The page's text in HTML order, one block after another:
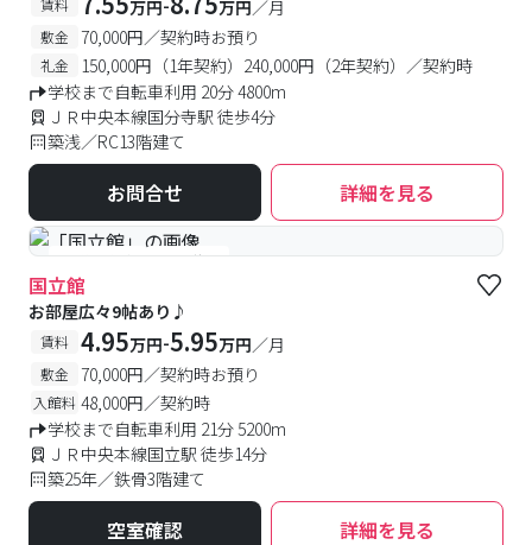
賃料 万円 万円／月
敷金 70,000円／契約時お預り
礼金
150,000円（1年契約）240,000円（2年契約）／契約時
学校まで自転車利用 20分 4800m
ＪＲ中央本線国分寺駅 徒歩4分
築浅／RC13階建て
お問合せ 詳細を見る
#予約受付中 #空室待ち
国立館
お部屋広々9帖あり♪
賃料 4.95万円-5.95万円／月
敷金 70,000円／契約時お預り
入館料 48,000円／契約時
学校まで自転車利用 21分 5200m
ＪＲ中央本線国立駅 徒歩14分
築25年／鉄骨3階建て
空室確認 詳細を見る